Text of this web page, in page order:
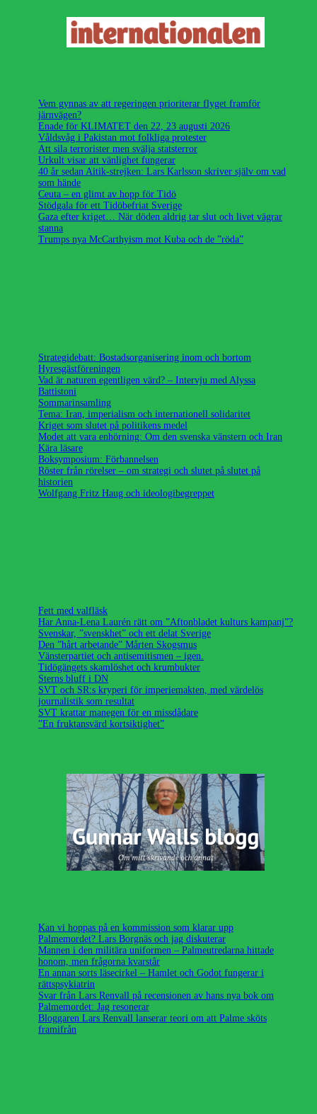
Vem gynnas av att regeringen prioriterar flyget framför
järnvägen?
Enade för KLIMATET den 22, 23 augusti 2026
Våldsvåg i Pakistan mot folkliga protester
Att sila terrorister men svälja statsterror
Urkult visar att vänlighet fungerar
40 år sedan Aitik-strejken: Lars Karlsson skriver själv om vad
som hände
Ceuta – en glimt av hopp för Tidö
Stödgala för ett Tidöbefriat Sverige
Gaza efter kriget… När döden aldrig tar slut och livet vägrar
stanna
Trumps nya McCarthyism mot Kuba och de ”röda”
Strategidebatt: Bostadsorganisering inom och bortom
Hyresgästföreningen
Vad är naturen egentligen värd? – Intervju med Alyssa
Battistoni
Sommarinsamling
Tema: Iran, imperialism och internationell solidaritet
Kriget som slutet på politikens medel
Modet att vara enhörning: Om den svenska vänstern och Iran
Kära läsare
Boksymposium: Förbannelsen
Röster från rörelser – om strategi och slutet på slutet på
historien
Wolfgang Fritz Haug och ideologibegreppet
Fett med valfläsk
Har Anna-Lena Laurén rätt om ”Aftonbladet kulturs kampanj”?
Svenskar, ”svenskhet” och ett delat Sverige
Den ”hårt arbetande” Mårten Skogsmus
Vänsterpartiet och antisemitismen – igen.
Tidögängets skamlöshet och krumbukter
Sterns bluff i DN
SVT och SR:s kryperi för imperiemakten, med värdelös
journalistik som resultat
SVT krattar manegen för en missdådare
”En fruktansvärd kortsiktighet”
Kan vi hoppas på en kommission som klarar upp
Palmemordet? Lars Borgnäs och jag diskuterar
Mannen i den militära uniformen – Palmeutredarna hittade
honom, men frågorna kvarstår
En annan sorts läsecirkel – Hamlet och Godot fungerar i
rättspsykiatrin
Svar från Lars Renvall på recensionen av hans nya bok om
Palmemordet: Jag resonerar
Bloggaren Lars Renvall lanserar teori om att Palme sköts
framifrån